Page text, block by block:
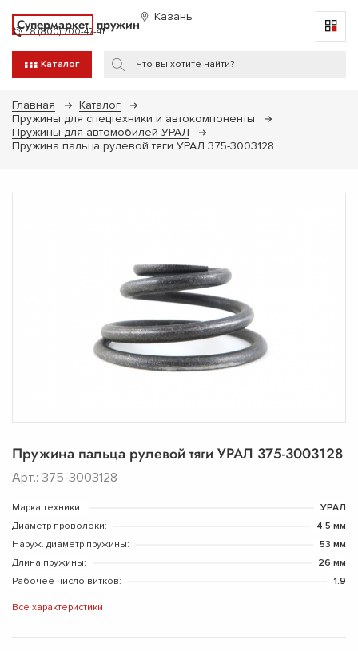
Супермаркет пружин Казань
8 (800) 700-47-41
Каталог
Главная
Каталог
Пружины для спецтехники и автокомпоненты
Пружины для автомобилей УРАЛ
Пружина пальца рулевой тяги УРАЛ 375-3003128
Пружина пальца рулевой тяги УРАЛ 375-3003128
Арт.: 375-3003128
Марка техники:
УРАЛ
Диаметр проволоки:
4.5 мм
Наруж. диаметр пружины:
53 мм
Длина пружины:
26 мм
Рабочее число витков:
1.9
Все характеристики